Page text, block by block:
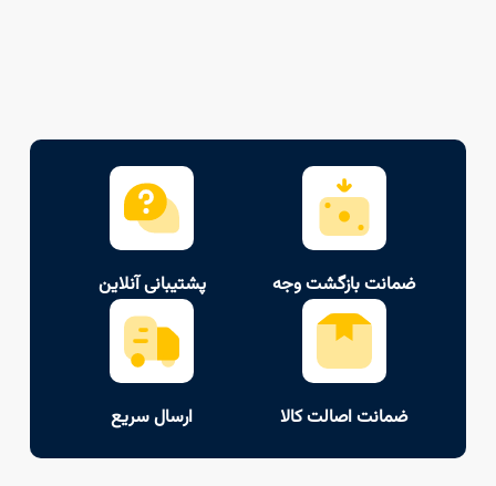
ضمانت بازگشت وجه پشتیبانی آنلاین
ضمانت اصالت کالا ارسال سریع